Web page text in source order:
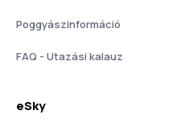
Poggyászinformáció
FAQ - Utazási kalauz
eSky